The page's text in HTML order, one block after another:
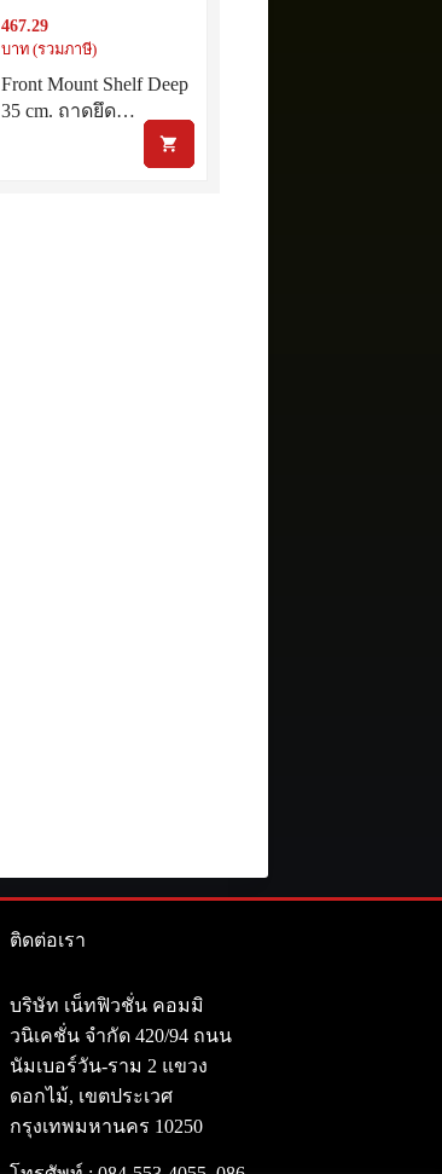
467.29
บาท (รวมภาษี)
Front Mount Shelf Deep
35 cm. ถาดยึด…
ติดต่อเรา
บริษัท เน็ทฟิวชั่น คอมมิ
วนิเคชั่น จำกัด 420/94 ถนน
นัมเบอร์วัน-ราม 2 แขวง
ดอกไม้, เขตประเวศ
กรุงเทพมหานคร 10250